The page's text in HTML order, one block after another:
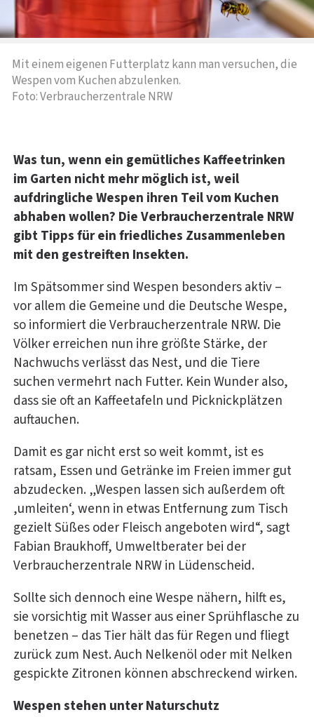
Mit einem eigenen Futterplatz kann man versuchen, die
Wespen vom Kuchen abzulenken.
Foto: Verbraucherzentrale NRW
Was tun, wenn ein gemütliches Kaffeetrinken
im Garten nicht mehr möglich ist, weil
aufdringliche Wespen ihren Teil vom Kuchen
abhaben wollen? Die Verbraucherzentrale NRW
gibt Tipps für ein friedliches Zusammenleben
mit den gestreiften Insekten.
Im Spätsommer sind Wespen besonders aktiv –
vor allem die Gemeine und die Deutsche Wespe,
so informiert die Verbraucherzentrale NRW. Die
Völker erreichen nun ihre größte Stärke, der
Nachwuchs verlässt das Nest, und die Tiere
suchen vermehrt nach Futter. Kein Wunder also,
dass sie oft an Kaffeetafeln und Picknickplätzen
auftauchen.
Damit es gar nicht erst so weit kommt, ist es
ratsam, Essen und Getränke im Freien immer gut
abzudecken. „Wespen lassen sich außerdem oft
,umleiten‘, wenn in etwas Entfernung zum Tisch
gezielt Süßes oder Fleisch angeboten wird“, sagt
Fabian Braukhoff, Umweltberater bei der
Verbraucherzentrale NRW in Lüdenscheid.
Sollte sich dennoch eine Wespe nähern, hilft es,
sie vorsichtig mit Wasser aus einer Sprühflasche zu
benetzen – das Tier hält das für Regen und fliegt
zurück zum Nest. Auch Nelkenöl oder mit Nelken
gespickte Zitronen können abschreckend wirken.
Wespen stehen unter Naturschutz